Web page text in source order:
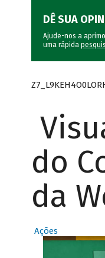
DÊ SUA
Ajude-nos a
uma rápida
do
da
Ações